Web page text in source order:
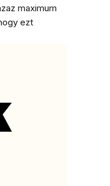
maximum
ezt